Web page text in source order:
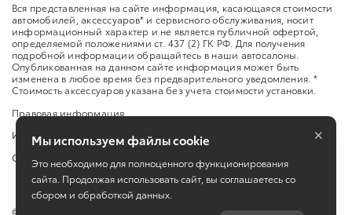
Вся представленная на сайте информация, касающаяся стоимости
автомобилей, аксессуаров* и сервисного обслуживания, носит
информационный характер и не является публичной офертой,
определяемой положениями ст. 437 (2) ГК РФ. Для получения
подробной информации обращайтесь в наши автосалоны.
Опубликованная на данном сайте информация может быть
изменена в любое время без предварительного уведомления. *
Стоимость аксессуаров указана без учета стоимости установки.
Правовая информация
Изменить настройку cookies
Сбросить cookie
©
Мы используем файлы cookie
Это необходимо для полноценного функционирования
сайта. Продолжая использовать сайт, вы соглашаетесь со
сбором и обработкой данных.
×